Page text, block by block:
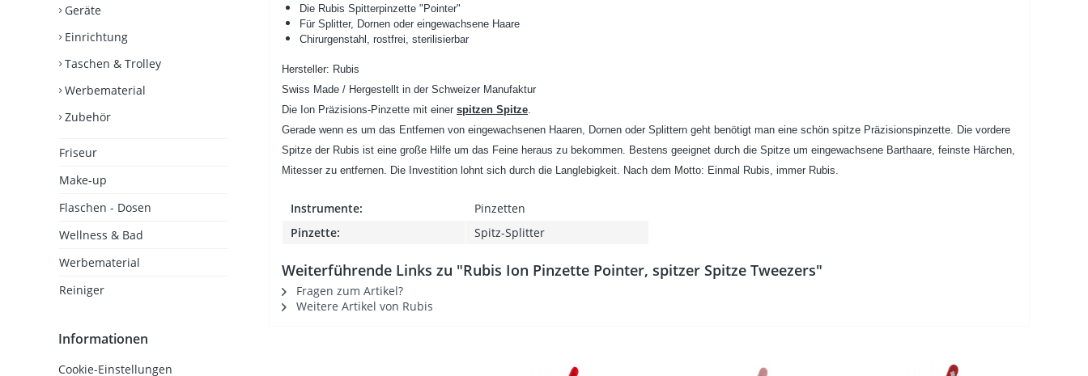
Geräte
Einrichtung
Taschen & Trolley
Werbematerial
Zubehör
Friseur
Make-up
Flaschen - Dosen
Wellness & Bad
Werbematerial
Reiniger
Informationen
Cookie-Einstellungen
Die Rubis Spitterpinzette "Pointer"
Für Splitter, Dornen oder eingewachsene Haare
Chirurgenstahl, rostfrei, sterilisierbar
Hersteller: Rubis
Swiss Made / Hergestellt in der Schweizer Manufaktur
Die Ion Präzisions-Pinzette mit einer spitzen Spitze.
Gerade wenn es um das Entfernen von eingewachsenen Haaren, Dornen oder Splittern geht benötigt man eine schön spitze Präzisionspinzette. Die vordere
Spitze der Rubis ist eine große Hilfe um das Feine heraus zu bekommen. Bestens geeignet durch die Spitze um eingewachsene Barthaare, feinste Härchen,
Mitesser zu entfernen. Die Investition lohnt sich durch die Langlebigkeit. Nach dem Motto: Einmal Rubis, immer Rubis.
Instrumente:
Pinzetten
Pinzette:
Spitz-Splitter
Weiterführende Links zu "Rubis Ion Pinzette Pointer, spitzer Spitze Tweezers"
Fragen zum Artikel?
Weitere Artikel von Rubis